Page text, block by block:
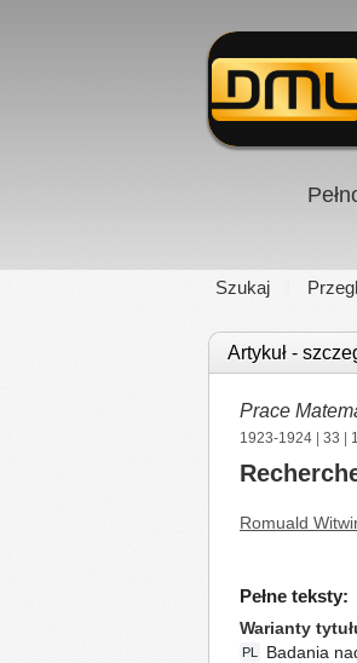
Szukaj
Artykuł -
Prace
1923-1924 33 1
Romuald
Pełne teksty:
Warianty
PL
Badania